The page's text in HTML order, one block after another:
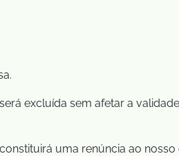
excluída sem afetar a
uma renúncia ao